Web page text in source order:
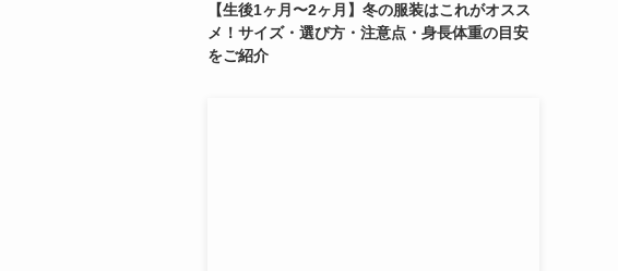
【生後1ヶ月〜2ヶ月】冬の服装はこれがオスス
メ！サイズ・選び方・注意点・身長体重の目安
をご紹介